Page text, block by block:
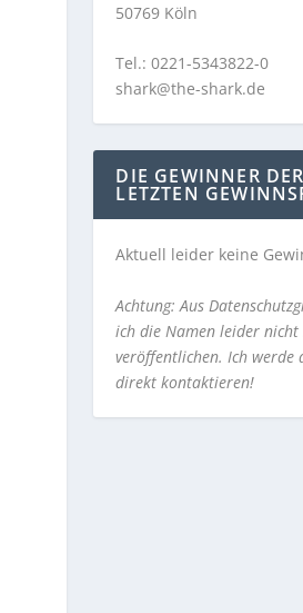
50769 Köln
Tel.: 0221-5343822-0
shark@the-shark.de
DIE GEWINNER DER
LETZTEN
Aktuell leider keine
Achtung: Aus
ich die Namen leider
veröffentlichen. Ich werde
direkt kontaktieren!